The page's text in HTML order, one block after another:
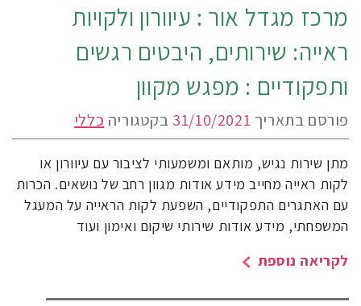
מרכז מגדל אור : עיוורון ולקויות
ראייה: שירותים, היבטים רגשים
ותפקודיים : מפגש מקוון
פורסם בתאריך 31/10/2021 בקטגוריה כללי
מתן שירות נגיש, מותאם ומשמעותי לציבור עם עיוורון או
לקות ראייה מחייב מידע אודות מגוון רחב של נושאים. הכרות
עם האתגרים התפקודיים, השפעת לקות הראייה על המעגל
המשפחתי, מידע אודות שירותי שיקום ואימון ועוד
לקריאה נוספת